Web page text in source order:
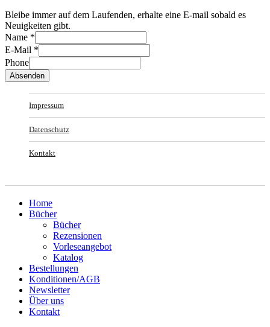
Bleibe immer auf dem Laufenden, erhalte eine E-mail sobald es
Neuigkeiten gibt.
Name *
E-Mail *
Phone
Absenden
Impressum
Datenschutz
Kontakt
Home
Bücher
Bücher
Rezensionen
Vorleseangebot
Katalog
Bestellungen
Konditionen/AGB
Newsletter
Über uns
Kontakt